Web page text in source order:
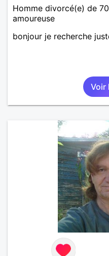
Homme divorcé(e) de
amoureuse
bonjour je recherche
Voir